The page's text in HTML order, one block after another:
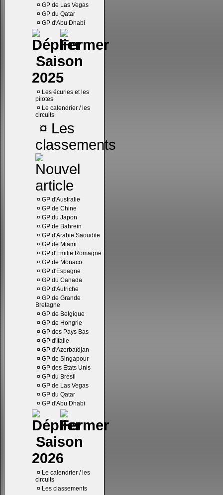
¤ GP de Las Vegas
¤ GP du Qatar
¤ GP d'Abu Dhabi
Saison
2025
¤ Les écuries et les
pilotes
¤ Le calendrier / les
circuits
¤ Les
classements
¤ GP d'Australie
¤ GP de Chine
¤ GP du Japon
¤ GP de Bahrein
¤ GP d'Arabie Saoudite
¤ GP de Miami
¤ GP d'Emilie Romagne
¤ GP de Monaco
¤ GP d'Espagne
¤ GP du Canada
¤ GP d'Autriche
¤ GP de Grande
Bretagne
¤ GP de Belgique
¤ GP de Hongrie
¤ GP des Pays Bas
¤ GP d'Italie
¤ GP d'Azerbaïdjan
¤ GP de Singapour
¤ GP des Etats Unis
¤ GP du Brésil
¤ GP de Las Vegas
¤ GP du Qatar
¤ GP d'Abu Dhabi
Saison
2026
¤ Le calendrier / les
circuits
¤ Les classements